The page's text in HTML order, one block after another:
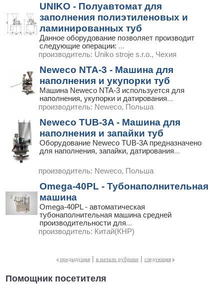
UNIKO - Полуавтомат для
заполнения полиэтиленовых и
ламинированных туб
Данное оборудование позволяет производит
следующие операции: ...
производитель: Uniko stroje s.r.o., Чехия
Neweco NTA-3 - Машина для
наполнения и укупорки туб
Машина Neweco NTA-3 используется для
наполнения, укупорки и датирования...
производитель: Neweco, Польша
Neweco TUB-3A - Машина для
наполнения и запайки туб
Оборудование Neweco TUB-3A предназначено
для наполнения, запайки, датирования...
производитель: Neweco, Польша
Omega-40PL - Тубонаполнительная
машина
Omega-40PL - автоматическая
тубонаполнительная машина средней
производительности для...
производитель: Китай(КНР)
предыдущая | в начало рубрики | следующая
Помощник посетителя